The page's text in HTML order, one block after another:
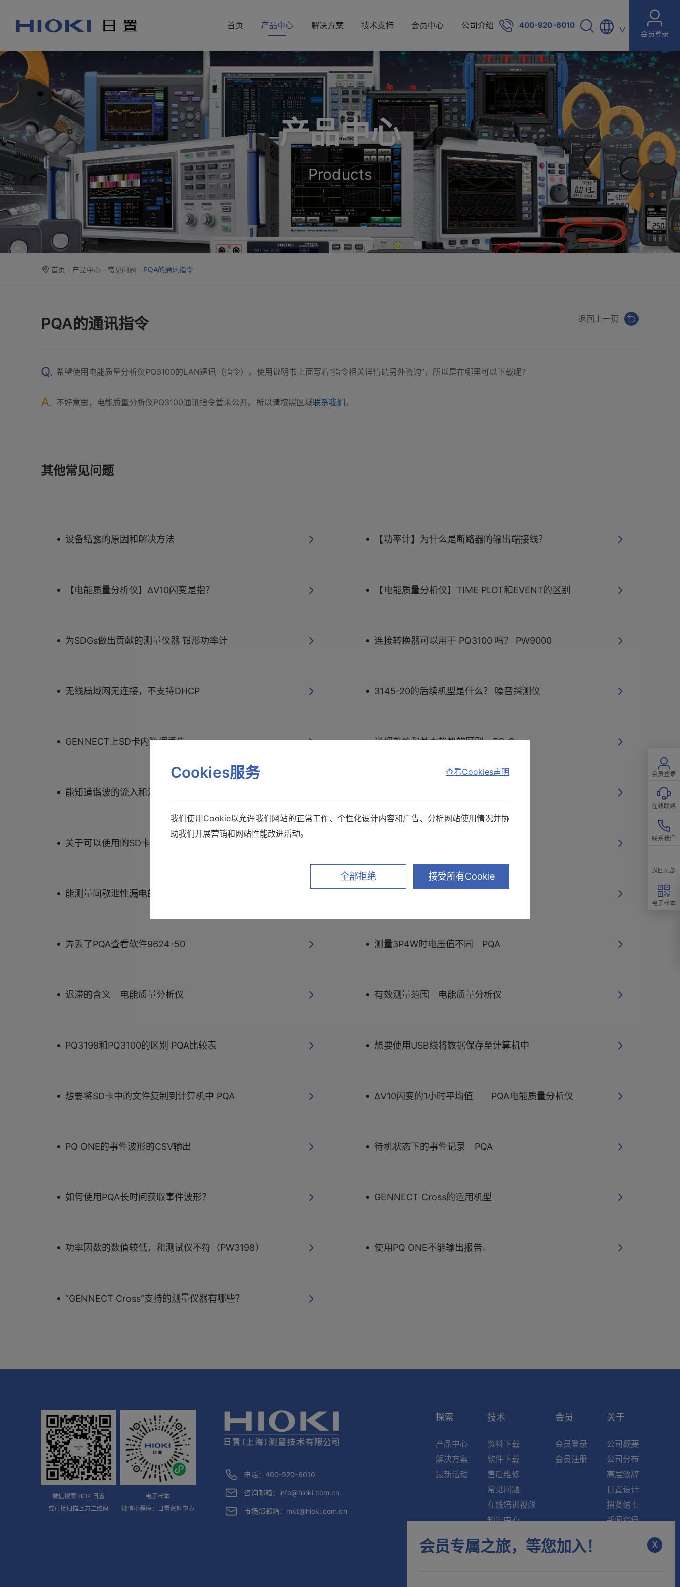
首页 产品中心 解决方案 技术支持 会员中心 公司介绍 400-920-6010 ∨ 会员登录
会员专属之旅，等您加入！ x
产品中心
Products
首页 - 产品中心- 常见问题 - PQA的通讯指令
PQA的通讯指令 返回上一页
Q. 希望使用电能质量分析仪PQ3100的LAN通讯（指令）。使用说明书上面写着“指令相关详情请另外咨询”，所以是在哪里可以下载呢？
A. 不好意思，电能质量分析仪PQ3100通讯指令暂未公开。所以请按照区域联系我们。
其他常见问题
设备结露的原因和解决方法 【功率计】为什么是断路器的输出端接线？
【电能质量分析仪】ΔV10闪变是指？ 【电能质量分析仪】TIME PLOT和EVENT的区别
为SDGs做出贡献的测量仪器 钳形功率计 连接转换器可以用于 PQ3100 吗？ PW9000
无线局域网无连接，不支持DHCP 3145-20的后续机型是什么？ 噪音探测仪
GENNECT上SD卡内数据丢失 详细趋势和基本趋势的区别 PQ One
能知道谐波的流入和流出吗？
关于可以使用的SD卡
能测量间歇泄性漏电的测试仪
弄丢了PQA查看软件9624-50 测量3P4W时电压值不同 PQA
迟滞的含义 电能质量分析仪 有效测量范围 电能质量分析仪
PQ3198和PQ3100的区别 PQA比较表 想要使用USB线将数据保存至计算机中
想要将SD卡中的文件复制到计算机中 PQA ΔV10闪变的1小时平均值 PQA电能质量分析仪
PQ ONE的事件波形的CSV输出 待机状态下的事件记录 PQA
如何使用PQA长时间获取事件波形？ GENNECT Cross的适用机型
功率因数的数值较低，和测试仪不符（PW3198） 使用PQ ONE不能输出报告。
“GENNECT Cross”支持的测量仪器有哪些？
微信搜索HIOKI日置
或直接扫描上方二维码
电子样本
微信小程序：日置资料中心
电话：400-920-6010
咨询邮箱： info@hioki.com.cn
市场部邮箱： mkt@hioki.com.cn
探索
产品中心
解决方案
最新活动
技术
资料下载
软件下载
售后维修
常见问题
在线培训视频
知识中心
会员
会员登录
会员注册
关于
公司概要
公司分布
高层致辞
日置设计
招贤纳士
新闻资讯
会员登录
在线联络
联系我们
返回顶部
电子样本
Cookies服务 查看Cookies声明
我们使用Cookie以允许我们网站的正常工作、个性化设计内容和广告、分析网站使用情况并协
助我们开展营销和网站性能改进活动。
全部拒绝 接受所有Cookie